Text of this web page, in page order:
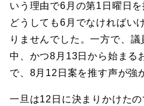
いう理由で6月の第1日曜日を
どうしても6月でなければい
りませんでした。一方で、
中、かつ8月13日から始まる
で、8月12日案を推す声が強
一旦は12日に決まりかけた